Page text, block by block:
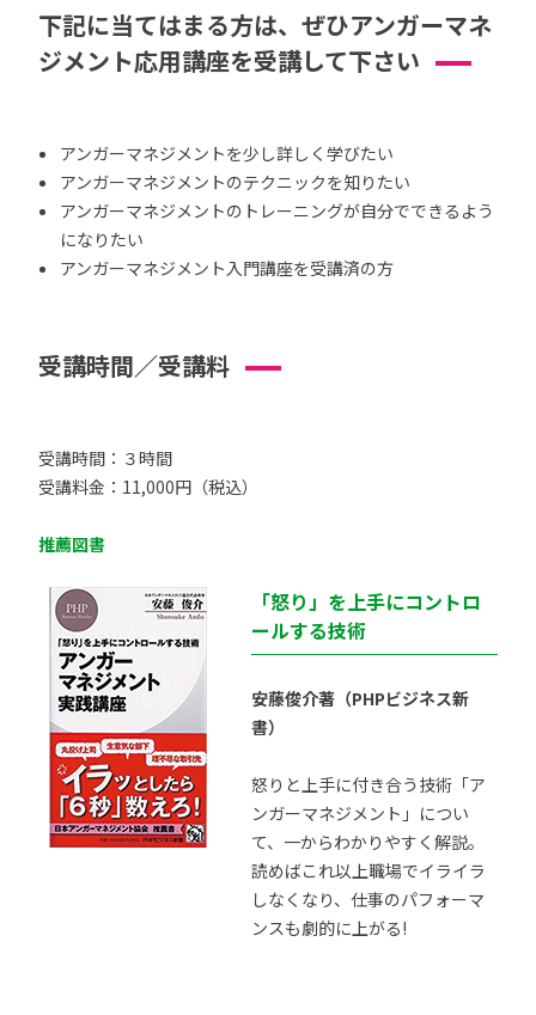
下記に当てはまる方は、ぜひアンガーマネ
ジメント応用講座を受講して下さい
アンガーマネジメントを少し詳しく学びたい
アンガーマネジメントのテクニックを知りたい
アンガーマネジメントのトレーニングが自分でできるよう
になりたい
アンガーマネジメント入門講座を受講済の方
受講時間／受講料
受講時間：３時間
受講料金：11,000円（税込）
推薦図書
「怒り」を上手にコントロ
ールする技術
安藤俊介著（PHPビジネス新
書）
怒りと上手に付き合う技術「ア
ンガーマネジメント」につい
て、一からわかりやすく解説。
読めばこれ以上職場でイライラ
しなくなり、仕事のパフォーマ
ンスも劇的に上がる!